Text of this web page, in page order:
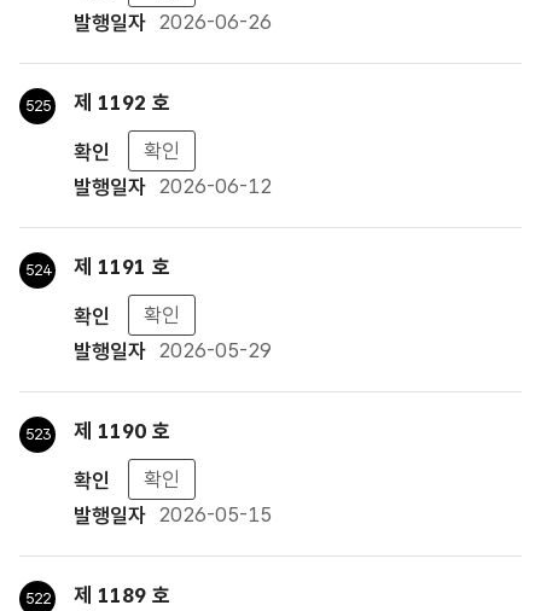
2026-06-26
525
제 1192 호
확인
2026-06-12
524
제 1191 호
확인
2026-05-29
523
제 1190 호
확인
2026-05-15
522
제 1189 호